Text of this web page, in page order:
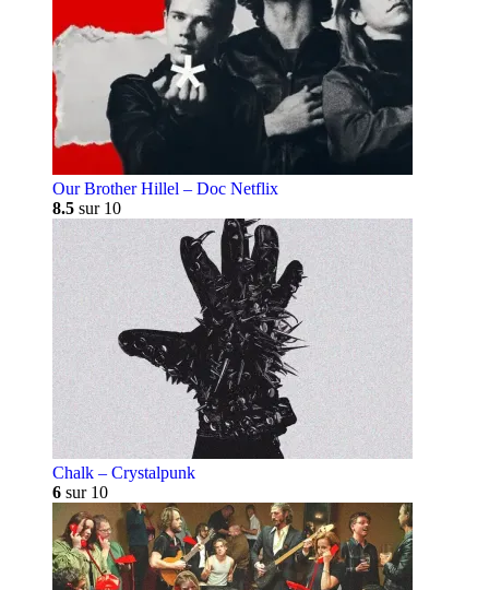
Our Brother Hillel – Doc Netflix
8.5 sur 10
Chalk – Crystalpunk
6 sur 10